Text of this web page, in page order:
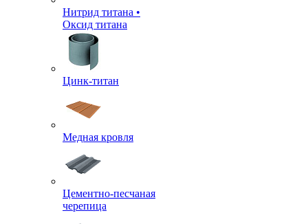
Нитрид титана •
Оксид титана
Цинк-титан
Медная кровля
Цементно-песчаная
черепица